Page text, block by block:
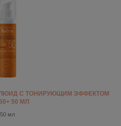
С ТОНИРУЮЩИМ ЭФФЕКТОМ
50 МЛ
50 мл